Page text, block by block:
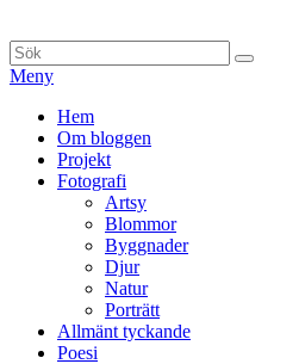
till
innehåll
Sök
efter:
Sök
Meny
Primär
meny
Hem
Om bloggen
Projekt
Fotografi
Artsy
Blommor
Byggnader
Djur
Natur
Porträtt
Allmänt tyckande
Poesi